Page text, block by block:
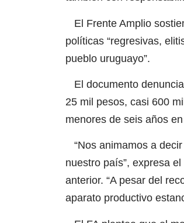
El Frente Amplio
políticas “regresivas,
pueblo uruguayo”.
El documento
25 mil pesos, casi 600
menores de seis años
“Nos animamos a
nuestro país”, expresa
anterior. “A pesar del
aparato productivo